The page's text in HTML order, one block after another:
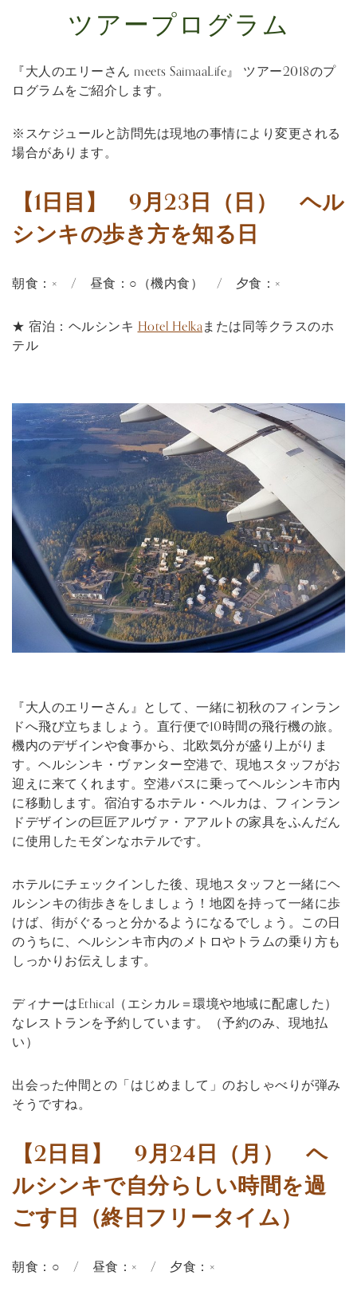
ツアープログラム
『大人のエリーさん meets SaimaaLife』 ツアー2018のプ
ログラムをご紹介します。
※スケジュールと訪問先は現地の事情により変更される
場合があります。
【1日目】 9月23日（日） ヘル
シンキの歩き方を知る日
朝食：× / 昼食：○（機内食） / 夕食：×
★ 宿泊：ヘルシンキHotel Helkaまたは同等クラスのホ
テル
『大人のエリーさん』として、一緒に初秋のフィンラン
ドへ飛び立ちましょう。直行便で10時間の飛行機の旅。
機内のデザインや食事から、北欧気分が盛り上がりま
す。ヘルシンキ・ヴァンター空港で、現地スタッフがお
迎えに来てくれます。空港バスに乗ってヘルシンキ市内
に移動します。宿泊するホテル・ヘルカは、フィンラン
ドデザインの巨匠アルヴァ・アアルトの家具をふんだん
に使用したモダンなホテルです。
ホテルにチェックインした後、現地スタッフと一緒にヘ
ルシンキの街歩きをしましょう！地図を持って一緒に歩
けば、街がぐるっと分かるようになるでしょう。この日
のうちに、ヘルシンキ市内のメトロやトラムの乗り方も
しっかりお伝えします。
ディナーはEthical（エシカル＝環境や地域に配慮した）
なレストランを予約しています。（予約のみ、現地払
い）
出会った仲間との「はじめまして」のおしゃべりが弾み
そうですね。
【2日目】 9月24日（月） ヘ
ルシンキで自分らしい時間を過
ごす日（終日フリータイム）
朝食：○ / 昼食：× / 夕食：×